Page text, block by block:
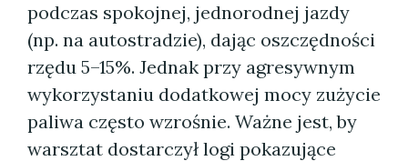
podczas spokojnej, jednorodnej jazdy
(np. na autostradzie), dając oszczędności
rzędu 5–15%. Jednak przy agresywnym
wykorzystaniu dodatkowej mocy zużycie
paliwa często wzrośnie. Ważne jest, by
warsztat dostarczył logi pokazujące